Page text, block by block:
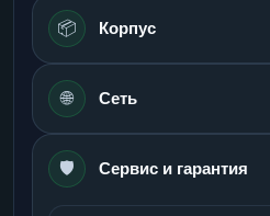
📦 Корпус
🌐 Сеть
🛡️ Сервис и гарантия